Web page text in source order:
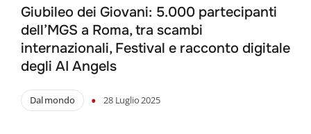
Giubileo dei Giovani: 5.000 partecipanti
dell’MGS a Roma, tra scambi
internazionali, Festival e racconto digitale
degli AI Angels
Dal mondo • 28 Luglio 2025